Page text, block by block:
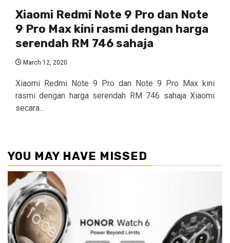
Xiaomi Redmi Note 9 Pro dan Note
9 Pro Max kini rasmi dengan harga
serendah RM 746 sahaja
March 12, 2020
Xiaomi Redmi Note 9 Pro dan Note 9 Pro Max kini
rasmi dengan harga serendah RM 746 sahaja Xiaomi
secara...
YOU MAY HAVE MISSED